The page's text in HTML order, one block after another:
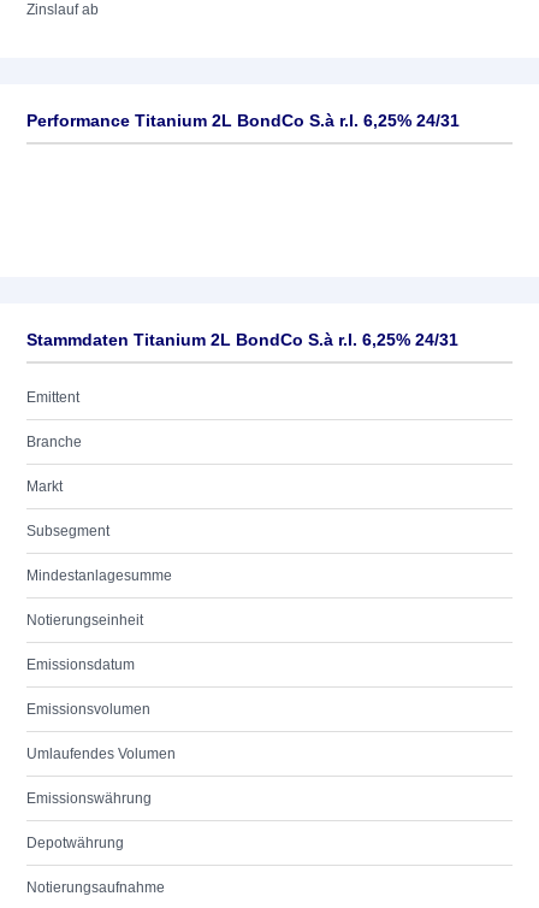
Zinslauf ab
Performance Titanium 2L BondCo S.à r.l. 6,25% 24/31
Stammdaten Titanium 2L BondCo S.à r.l. 6,25% 24/31
Emittent
Branche
Markt
Subsegment
Mindestanlagesumme
Notierungseinheit
Emissionsdatum
Emissionsvolumen
Umlaufendes Volumen
Emissionswährung
Depotwährung
Notierungsaufnahme